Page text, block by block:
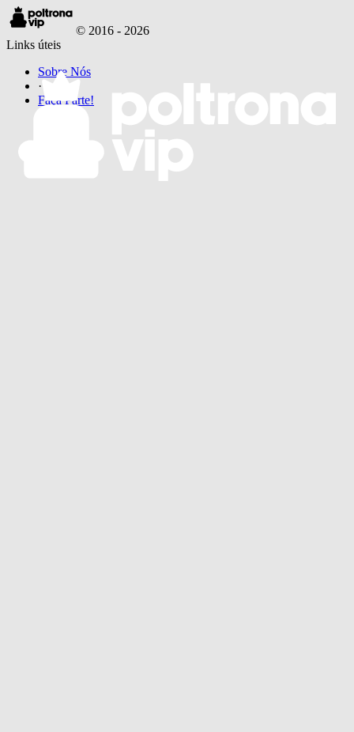
© 2016 - 2026
Links úteis
Sobre Nós
·
Faça Parte!